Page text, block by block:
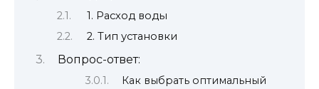
1. Расход воды
2. Тип установки
Вопрос-ответ:
Как выбрать оптимальный